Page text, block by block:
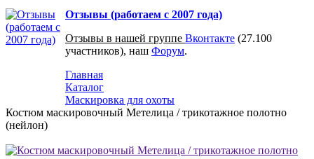
Отзывы (работаем с 2007 года)
Отзывы в нашей группе Вконтакте (27.100
участников), наш Форум.
Главная
Каталог
Маскировка для охоты
Костюм маскировочный Метелица / трикотажное полотно
(нейлон)